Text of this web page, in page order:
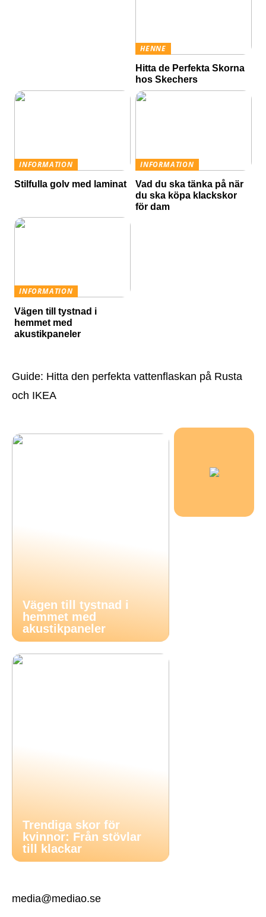
HENNE
Hitta de Perfekta Skorna
hos Skechers
INFORMATION
Stilfulla golv med laminat
INFORMATION
Vad du ska tänka på när
du ska köpa klackskor
för dam
INFORMATION
Vägen till tystnad i
hemmet med
akustikpaneler
Guide: Hitta den perfekta vattenflaskan på Rusta
och IKEA
Vägen till tystnad i
hemmet med
akustikpaneler
Trendiga skor för
kvinnor: Från stövlar
till klackar
media@mediao.se